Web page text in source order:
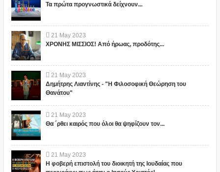
Τα πρώτα προγνωστικά δείχνουν...
21 May 2023
ΧΡΟΝΗΣ ΜΙΣΣΙΟΣ! Από ήρωας, προδότης...
21 May 2023
Δημήτρης Λιαντίνης - "Η Φιλοσοφική Θεώρηση του
Θανάτου"
21 May 2023
Θα ΄ρθει καιρός που όλοι θα ψηφίζουν τον...
21 May 2023
Η φοβερή επιστολή του διοικητή της Ιουδαίας που